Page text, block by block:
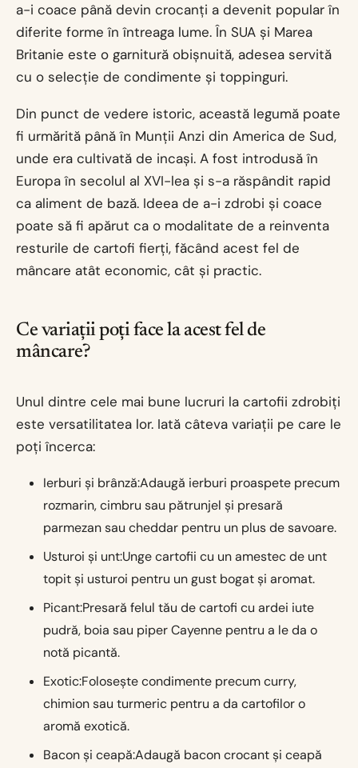
a-i coace până devin crocanți a devenit popular în
diferite forme în întreaga lume. În SUA și Marea
Britanie este o garnitură obișnuită, adesea servită
cu o selecție de condimente și toppinguri.
Din punct de vedere istoric, această legumă poate
fi urmărită până în Munții Anzi din America de Sud,
unde era cultivată de incași. A fost introdusă în
Europa în secolul al XVI-lea și s-a răspândit rapid
ca aliment de bază. Ideea de a-i zdrobi și coace
poate să fi apărut ca o modalitate de a reinventa
resturile de cartofi fierți, făcând acest fel de
mâncare atât economic, cât și practic.
Ce variații poți face la acest fel de
mâncare?
Unul dintre cele mai bune lucruri la cartofii zdrobiți
este versatilitatea lor. Iată câteva variații pe care le
poți încerca:
Ierburi și brânză:Adaugă ierburi proaspete precum
rozmarin, cimbru sau pătrunjel și presară
parmezan sau cheddar pentru un plus de savoare.
Usturoi și unt:Unge cartofii cu un amestec de unt
topit și usturoi pentru un gust bogat și aromat.
Picant:Presară felul tău de cartofi cu ardei iute
pudră, boia sau piper Cayenne pentru a le da o
notă picantă.
Exotic:Folosește condimente precum curry,
chimion sau turmeric pentru a da cartofilor o
aromă exotică.
Bacon și ceapă:Adaugă bacon crocant și ceapă